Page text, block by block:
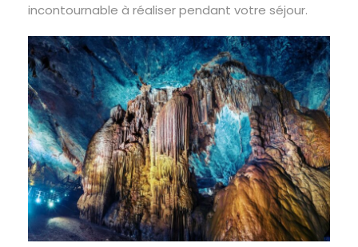
incontournable à réaliser pendant votre séjour.